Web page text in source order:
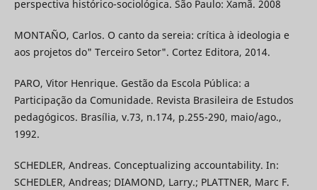
perspectiva histórico-sociológica. São Paulo: Xamã. 2008
MONTAÑO, Carlos. O canto da sereia: crítica à ideologia e
aos projetos do" Terceiro Setor". Cortez Editora, 2014.
PARO, Vitor Henrique. Gestão da Escola Pública: a
Participação da Comunidade. Revista Brasileira de Estudos
pedagógicos. Brasília, v.73, n.174, p.255-290, maio/ago.,
1992.
SCHEDLER, Andreas. Conceptualizing accountability. In:
SCHEDLER, Andreas; DIAMOND, Larry.; PLATTNER, Marc F.